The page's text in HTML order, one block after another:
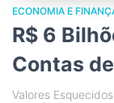
ECONOMIA E
R$ 6
Contas
Valores